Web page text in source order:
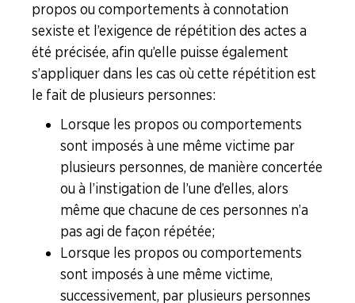
propos ou comportements à connotation
sexiste et l’exigence de répétition des actes a
été précisée, afin qu’elle puisse également
s’appliquer dans les cas où cette répétition est
le fait de plusieurs personnes :
Lorsque les propos ou comportements
sont imposés à une même victime par
plusieurs personnes, de manière concertée
ou à l’instigation de l’une d’elles, alors
même que chacune de ces personnes n’a
pas agi de façon répétée ;
Lorsque les propos ou comportements
sont imposés à une même victime,
successivement, par plusieurs personnes